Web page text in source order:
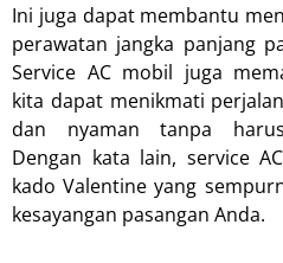
Ini juga dapat membantu
perawatan jangka panjang
Service AC mobil juga
kita dapat menikmati
dan nyaman tanpa
Dengan kata lain, service
kado Valentine yang
kesayangan pasangan Anda.